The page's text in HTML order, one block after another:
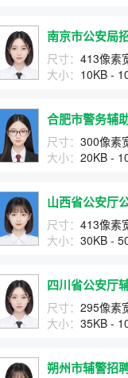
南京市公安局
尺寸： 413像素
大小： 10KB -
合肥市警务辅
尺寸： 300像素
大小： 20KB -
山西省公安厅
尺寸： 413像素
大小： 30KB -
四川省公安厅
尺寸： 295像素
大小： 35KB -
朔州市辅警招